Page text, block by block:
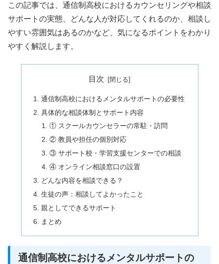
この記事では、通信制高校におけるカウンセリングや相談
サポートの実態、どんな人が対応してくれるのか、相談し
やすい雰囲気はあるのかなど、気になるポイントをわかり
やすく解説します。
目次
通信制高校におけるメンタルサポートの必要性
具体的な相談体制とサポート内容
① スクールカウンセラーの常駐・訪問
② 教員や担任の個別対応
③ サポート校・学習支援センターでの相談
④ オンライン相談窓口の設置
どんな内容を相談できる？
生徒の声：相談してよかったこと
親としてできるサポート
まとめ
通信制高校におけるメンタルサポートの